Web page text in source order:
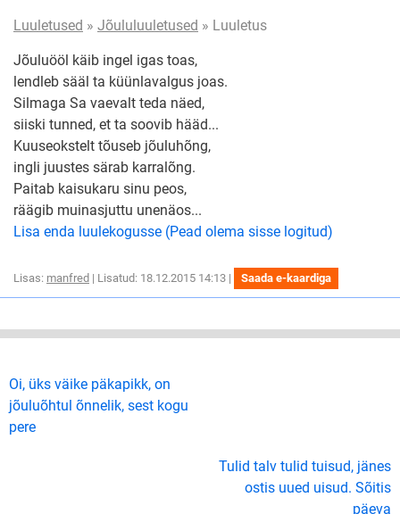
Luuletused » Jõululuuletused » Luuletus
Jõuluööl käib ingel igas toas,
lendleb sääl ta küünlavalgus joas.
Silmaga Sa vaevalt teda näed,
siiski tunned, et ta soovib hääd...
Kuuseokstelt tõuseb jõuluhõng,
ingli juustes särab karralõng.
Paitab kaisukaru sinu peos,
räägib muinasjuttu unenäos...
Lisa enda luulekogusse (Pead olema sisse logitud)
Lisas: manfred | Lisatud: 18.12.2015 14:13 | Saada e-kaardiga
Oi, üks väike päkapikk, on
jõuluõhtul õnnelik, sest kogu
pere
Tulid talv tulid tuisud, jänes
ostis uued uisud. Sõitis
päeva